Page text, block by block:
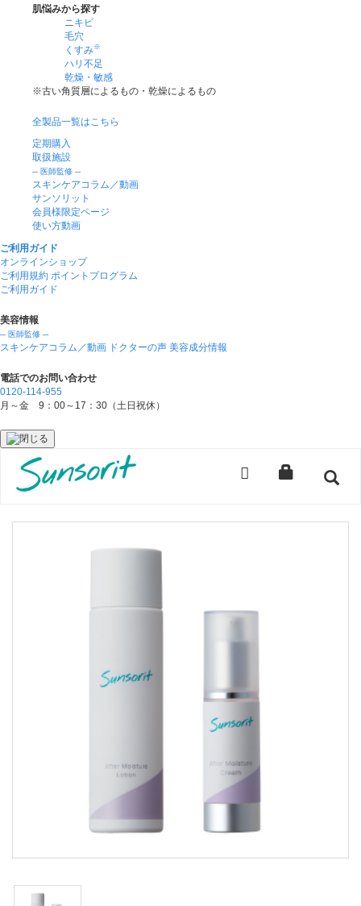
肌悩みから探す
ニキビ
毛穴
くすみ※
ハリ不足
乾燥・敏感
※古い角質層によるもの・乾燥によるもの
全製品一覧はこちら
定期購入
取扱施設
─ 医師監修 ─
スキンケアコラム／動画
サンソリット
会員様限定ページ
使い方動画
ご利用ガイド
オンラインショップ
ご利用規約 ポイントプログラム
ご利用ガイド
美容情報
─ 医師監修 ─
スキンケアコラム／動画 ドクターの声 美容成分情報
電話でのお問い合わせ
0120-114-955
月～金 9：00～17：30（土日祝休）